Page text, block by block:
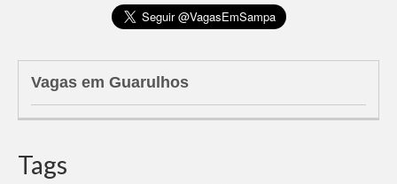
Vagas em Guarulhos
Tags